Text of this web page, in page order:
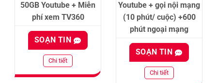
50GB Youtube + Miễn
phí xem TV360
SOẠN TIN
Chi tiết
Youtube + gọi nội mạng
(10 phút/ cuộc) +600
phút ngoại mạng
SOẠN TIN
Chi tiết